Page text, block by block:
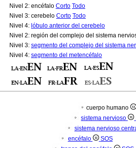
Nivel 2: encéfalo Corto Todo
Nivel 3: cerebelo Corto Todo
Nivel 4: lóbulo anterior del cerebelo
Nivel 2: región del complejo del sistema
Nivel 3: segmento del complejo del sistema
Nivel 4: segmento del metencéfalo
cuerpo humano
sistema nervioso
sistema nervioso
encéfalo
SOS